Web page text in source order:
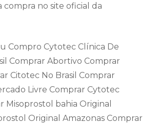
compra no site oficial da
Compro Cytotec Clínica De
Comprar Abortivo Comprar
Citotec No Brasil Comprar
Livre Comprar Cytotec
Misoprostol bahia Original
Original Amazonas Comprar